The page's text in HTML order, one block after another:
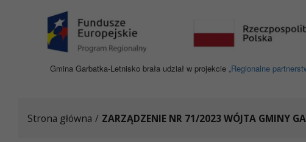
Gmina Garbatka-Letnisko brała udział w projekcie „Regionalne
Strona główna / ZARZĄDZENIE NR 71/2023 WÓJTA GMINY